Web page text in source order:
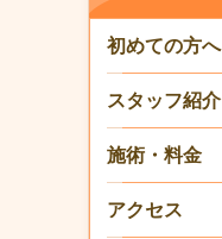
初めての方へ
スタッフ紹介
施術・料金
アクセス